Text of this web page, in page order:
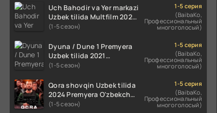
HD skachat
Uch Bahodir va Yer markazi
Uzbek tilida Multfilm 2025
tarjima HD skachat
(1-5 сезон)
1-5 серия
(BaibaKo,
Профессиональный
многоголосый)
Dyuna / Dune 1 Premyera
Uzbek tilida 2021
O'zbekcha tarjima kino HD
(1-5 сезон)
1-5 серия
(BaibaKo,
Профессиональный
многоголосый)
Qora shovqin Uzbek tilida
2024 Premyera O'zbekcha
tarjima kino HD skachat
(1-5 сезон)
1-5 серия
(BaibaKo,
Профессиональный
многоголосый)